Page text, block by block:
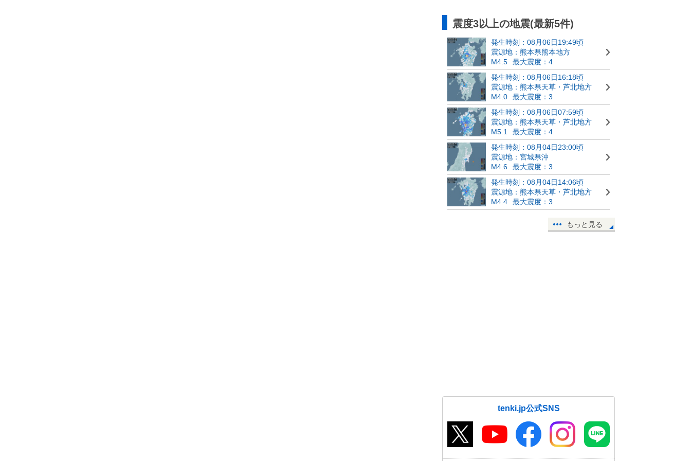
震度3以上の地震(最新5件)
発生時刻：08月06日19:49頃
震源地：熊本県熊本地方
M4.5
最大震度：4
発生時刻：08月06日16:18頃
震源地：熊本県天草・芦北地方
M4.0
最大震度：3
発生時刻：08月06日07:59頃
震源地：熊本県天草・芦北地方
M5.1
最大震度：4
発生時刻：08月04日23:00頃
震源地：宮城県沖
M4.6
最大震度：3
発生時刻：08月04日14:06頃
震源地：熊本県天草・芦北地方
M4.4
最大震度：3
もっと見る
tenki.jp公式SNS